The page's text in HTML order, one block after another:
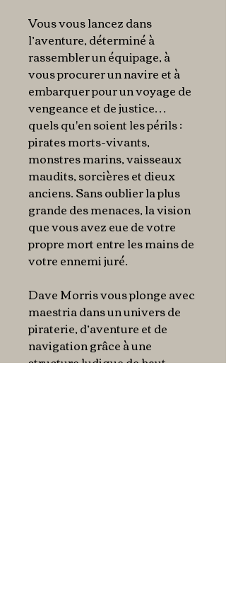
Vous vous lancez dans
l’aventure, déterminé à
rassembler un équipage, à
vous procurer un navire et à
embarquer pour un voyage de
vengeance et de justice…
quels qu'en soient les périls :
pirates morts-vivants,
monstres marins, vaisseaux
maudits, sorcières et dieux
anciens. Sans oublier la plus
grande des menaces, la vision
que vous avez eue de votre
propre mort entre les mains de
votre ennemi juré.
Dave Morris vous plonge avec
maestria dans un univers de
piraterie, d’aventure et de
navigation grâce à une
structure ludique de haut